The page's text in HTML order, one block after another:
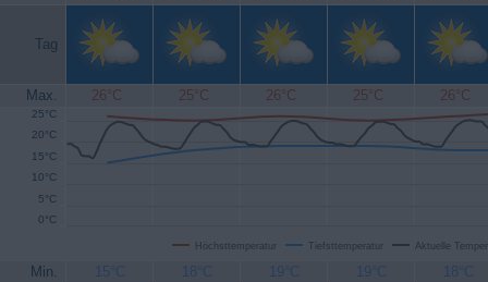
Tag
Max. 26°C 25°C 26°C 25°C 26°C
Höchsttemperatur Tiefsttemperatur Aktuelle
0°C
5°C
10°C
15°C
20°C
25°C
Min. 15°C 18°C 19°C 19°C 18°C